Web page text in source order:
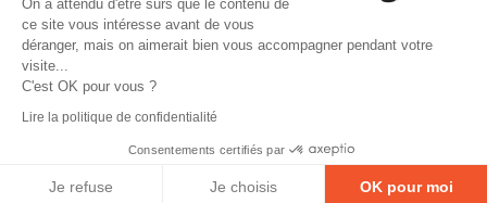
contact@byautopassion.com
04 74 87 05 41
© 2026 By AutoPassion,Poivre & sell
Mentions légales Politique de confidentialité Gestion des cookies
On a attendu d'être sûrs que le contenu de
ce site vous intéresse avant de vous
déranger, mais on aimerait bien vous accompagner pendant votre
visite...
C'est OK pour vous ?
Lire la politique de confidentialité
Consentements certifiés par
Je refuse Je choisis OK pour moi